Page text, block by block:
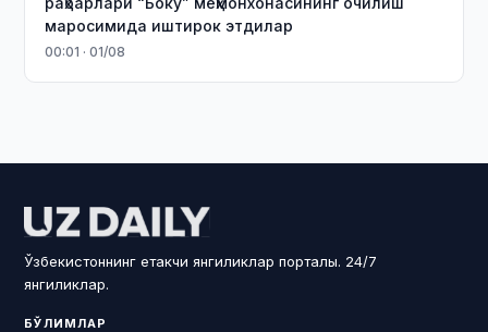
маросимида иштирок этдилар
00:01 · 01/08
Ўзбекистоннинг етакчи янгиликлар порталы. 24/7
янгиликлар.
БЎЛИМЛАР